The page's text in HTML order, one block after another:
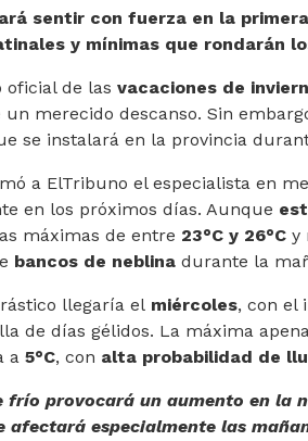
sentir con fuerza en la
y mínimas que rondarán
oficial de las vacaciones de
merecido descanso. Sin
se instalará en la provincia
a ElTribuno el especialista en
en los próximos días. Aunque
máximas de entre 23°C y 26°C y
bancos de neblina durante la
llegaría el miércoles, con el
de días gélidos. La máxima
a 5°C, con alta probabilidad de
frío provocará un aumento en la
afectará especialmente las